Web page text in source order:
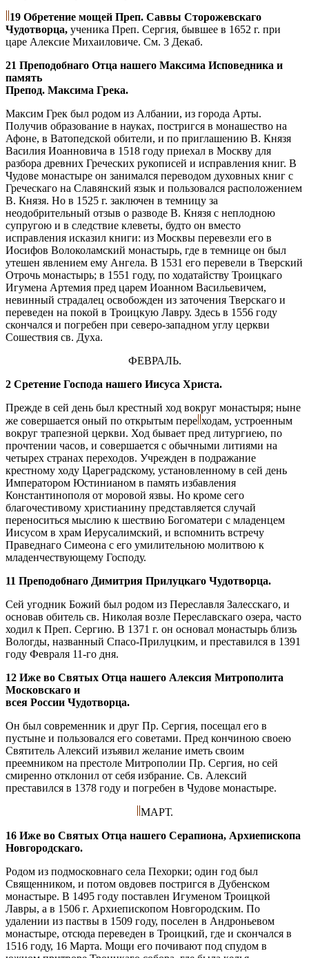
19 Обретение мощей Преп. Саввы Сторожевскаго
Чудотворца, ученика Преп. Сергия, бывшее в 1652 г. при
царе Алексие Михаиловиче. См. 3 Декаб.
21 Преподобнаго Отца нашего Максима Исповедника и
память
Препод. Максима Грека.
Максим Грек был родом из Албании, из города Арты.
Получив образование в науках, постригся в монашество на
Афоне, в Ватопедской обители, и по приглашению В. Князя
Василия Иоанновича в 1518 году приехал в Москву для
разбора древних Греческих рукописей и исправления книг. В
Чудове монастыре он занимался переводом духовных книг с
Греческаго на Славянский язык и пользовался расположением
В. Князя. Но в 1525 г. заключен в темницу за
неодобрительный отзыв о разводе В. Князя с неплодною
супругою и в следствие клеветы, будто он вместо
исправления исказил книги: из Москвы перевезли его в
Иосифов Волоколамский монастырь, где в темнице он был
утешен явлением ему Ангела. В 1531 его перевели в Тверский
Отрочь монастырь; в 1551 году, по ходатайству Троицкаго
Игумена Артемия пред царем Иоанном Васильевичем,
невинный страдалец освобожден из заточения Тверскаго и
переведен на покой в Троицкую Лавру. Здесь в 1556 году
скончался и погребен при северо-западном углу церкви
Сошествия св. Духа.
ФЕВРАЛЬ.
2 Сретение Господа нашего Иисуса Христа.
Прежде в сей день был крестный ход вокруг монастыря; ныне
же совершается оный по открытым пере ходам, устроенным
вокруг трапезной церкви. Ход бывает пред литургиею, по
прочтении часов, и совершается с обычными литиями на
четырех странах переходов. Учрежден в подражание
крестному ходу Цареградскому, установленному в сей день
Императором Юстинианом в память избавления
Константинополя от моровой язвы. Но кроме сего
благочестивому христианину представляется случай
переноситься мыслию к шествию Богоматери с младенцем
Иисусом в храм Иерусалимский, и вспомнить встречу
Праведнаго Симеона с его умилительною молитвою к
младенчествующему Господу.
11 Преподобнаго Димитрия Прилуцкаго Чудотворца.
Сей угодник Божий был родом из Переславля Залесскаго, и
основав обитель св. Николая возле Переславскаго озера, часто
ходил к Преп. Сергию. В 1371 г. он основал монастырь близь
Вологды, названный Спасо-Прилуцким, и преставился в 1391
году Февраля 11-го дня.
12 Иже во Святых Отца нашего Алексия Митрополита
Московскаго и
всея России Чудотворца.
Он был современник и друг Пр. Сергия, посещал его в
пустыне и пользовался его советами. Пред кончиною своею
Святитель Алексий изъявил желание иметь своим
преемником на престоле Митрополии Пр. Сергия, но сей
смиренно отклонил от себя избрание. Св. Алексий
преставился в 1378 году и погребен в Чудове монастыре.
МАРТ.
16 Иже во Святых Отца нашего Серапиона, Архиепископа
Новгородскаго.
Родом из подмосковнаго села Пехорки; один год был
Священником, и потом овдовев постригся в Дубенском
монастыре. В 1495 году поставлен Игуменом Троицкой
Лавры, а в 1506 г. Архиепископом Новгородским. По
удалении из паствы в 1509 году, поселен в Андроньевом
монастыре, отсюда переведен в Троицкий, где и скончался в
1516 году, 16 Марта. Мощи его почивают под спудом в